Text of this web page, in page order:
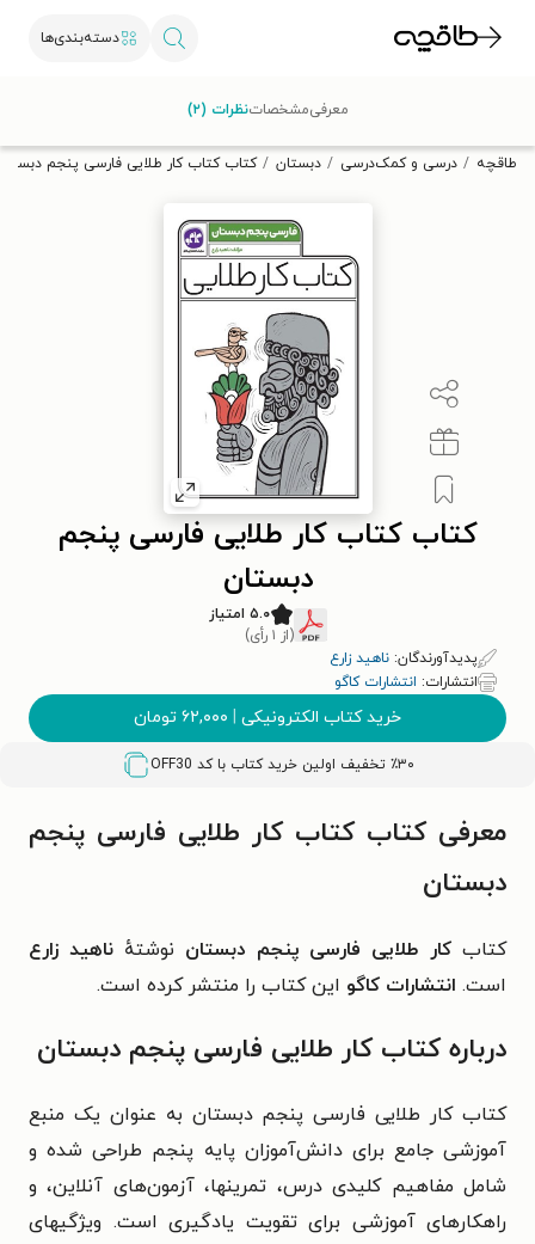
دسته‌بندی‌ها
تخفیف از طاقچه دریافت کن.
طاقچه درسی و کمک‌درسی دبستان کتاب کتاب کار طلایی فارسی پنجم
کتاب کتاب کار طلایی فارسی پنجم
دبستان
۵.۰ امتیاز
(از ۱ رأی)
پدیدآورندگان: ناهید زارع
انتشارات: انتشارات کاگو
خرید کتاب الکترونیکی | ۶۲,۰۰۰ تومان
٪۳۰ تخفیف اولین خرید کتاب با کد OFF30
معرفیمشخصاتنظرات (۲)
معرفی کتاب کتاب کار طلایی فارسی پنجم
دبستان
کتاب کار طلایی فارسی پنجم دبستان نوشتهٔ ناهید زارع
است. انتشارات کاگو این کتاب را منتشر کرده است.
درباره کتاب کار طلایی فارسی پنجم دبستان
کتاب کار طلایی فارسی پنجم دبستان به عنوان یک منبع
آموزشی جامع برای دانش‌آموزان پایه پنجم طراحی شده و
شامل مفاهیم کلیدی درس، تمرینها، آزمون‌های آنلاین، و
راهکارهای آموزشی برای تقویت یادگیری است. ویژگیهای